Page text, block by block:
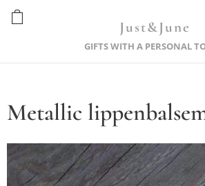
Just&June
GIFTS WITH A PERSONAL
Metallic